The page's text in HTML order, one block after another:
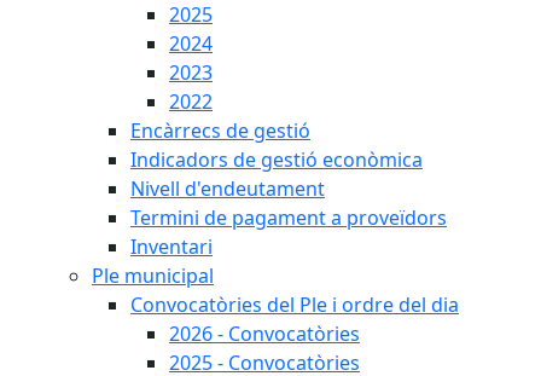
2025
2024
2023
2022
Encàrrecs de gestió
Indicadors de gestió econòmica
Nivell d'endeutament
Termini de pagament a proveïdors
Inventari
Ple municipal
Convocatòries del Ple i ordre del dia
2026 - Convocatòries
2025 - Convocatòries